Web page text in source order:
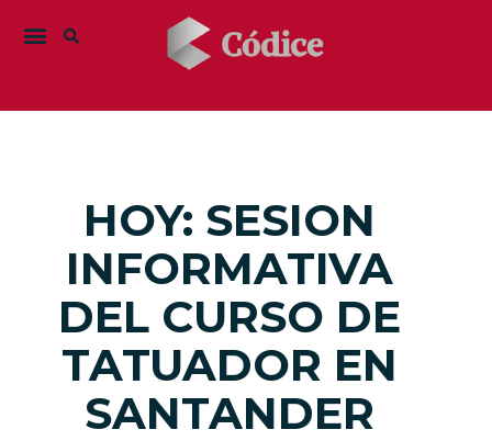
HOY: SESION
INFORMATIVA
DEL CURSO DE
TATUADOR EN
SANTANDER